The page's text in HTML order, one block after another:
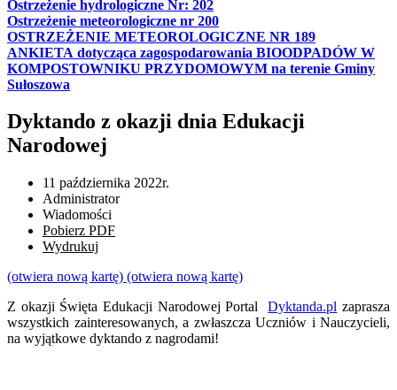
Ostrzeżenie hydrologiczne Nr: 202
Ostrzeżenie meteorologiczne nr 200
OSTRZEŻENIE METEOROLOGICZNE NR 189
ANKIETA dotycząca zagospodarowania BIOODPADÓW W
KOMPOSTOWNIKU PRZYDOMOWYM na terenie Gminy
Sułoszowa
Dyktando z okazji dnia Edukacji
Narodowej
11 października 2022r.
Administrator
Wiadomości
Pobierz PDF
Wydrukuj
(otwiera nową kartę) (otwiera nową kartę)
Z okazji Święta Edukacji Narodowej PortalDyktanda.pl zaprasza
wszystkich zainteresowanych, a zwłaszcza Uczniów i Nauczycieli,
na wyjątkowe dyktando z nagrodami!